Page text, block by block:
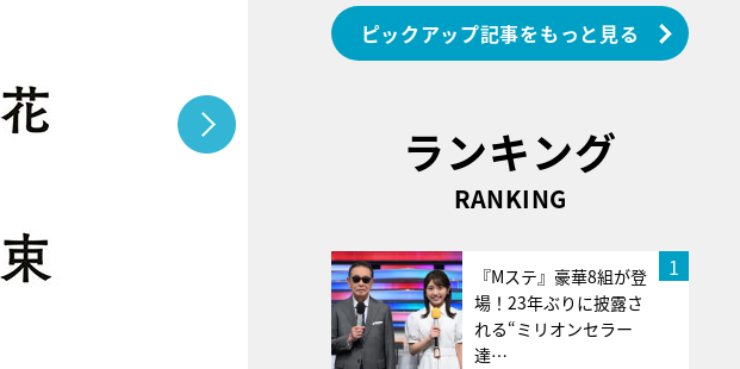
ピックアップ記事をもっと見る
ランキング
RANKING
1
『Mステ』豪華8組が登
場！23年ぶりに披露さ
れる“ミリオンセラー
達…